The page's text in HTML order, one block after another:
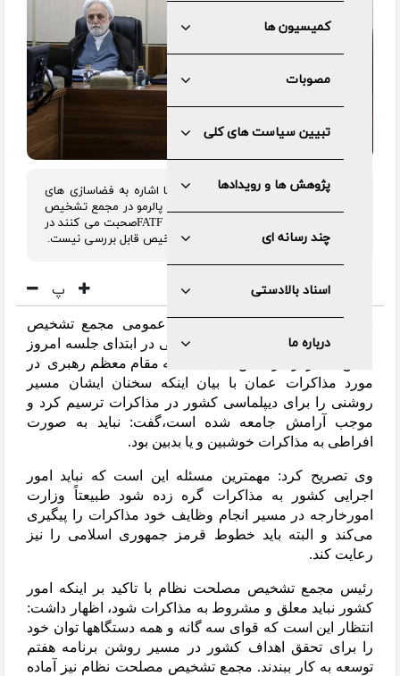
کمیسیون ها
مصوبات
تبیین سیاست های کلی
پژوهش ها و رویدادها
چند رسانه ای
اسناد بالادستی
درباره ما
رئیس مجمع تشخیص مصلحت نظام با اشاره به فضاسازی های
اخیر در مورد بررسی لوایح سی اف تی و پالرمو در مجمع تشخیص
گفت: عمده مخالفان و موافقان در مورد FATFصحبت می کنند در
حالی که فعلاً FATF مطلقاً در مجمع تشخیص قابل بررسی نیست.
پ
به گزارش مرکز رسانه و روابط عمومی مجمع تشخیص
مصلحت نظام آیت الله آملی لاریجانی در ابتدای جلسه امروز
ضمن تشکر از فرمایش های حکیمانه مقام معظم رهبری در
مورد مذاکرات عمان با بیان اینکه سخنان ایشان مسیر
روشنی را برای دیپلماسی کشور در مذاکرات ترسیم کرد و
موجب آرامش جامعه شده است،گفت: نباید به صورت
افراطی به مذاکرات خوشبین و یا بدبین بود.
وی تصریح کرد: مهمترین مسئله این است که نباید امور
اجرایی کشور به مذاکرات گره زده شود طبیعتاً وزارت
امورخارجه در مسیر انجام وظایف خود مذاکرات را پیگیری
می‌کند و البته باید خطوط قرمز جمهوری اسلامی را نیز
رعایت کند.
رئیس مجمع تشخیص مصلحت نظام با تاکید بر اینکه امور
کشور نباید معلق و مشروط به مذاکرات شود، اظهار داشت:
انتظار این است که قوای سه گانه و همه دستگاهها توان خود
را برای تحقق اهداف کشور در مسیر روشن برنامه هفتم
توسعه به کار ببندند. مجمع تشخیص مصلحت نظام نیز آماده